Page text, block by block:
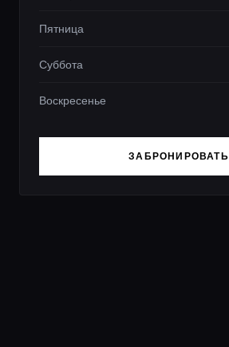
Пятница
Суббота
Воскресенье
ЗАБРОНИРОВАТЬ